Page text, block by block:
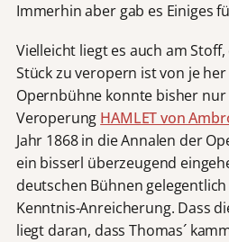
Immerhin aber gab es Einiges
Vielleicht liegt es auch am
Stück zu veropern ist von je
Opernbühne konnte bisher
Veroperung HAMLET von
Jahr 1868 in die Annalen der
ein bisserl überzeugend
deutschen Bühnen
Kenntnis-Anreicherung. Dass
liegt daran, dass Thomas´